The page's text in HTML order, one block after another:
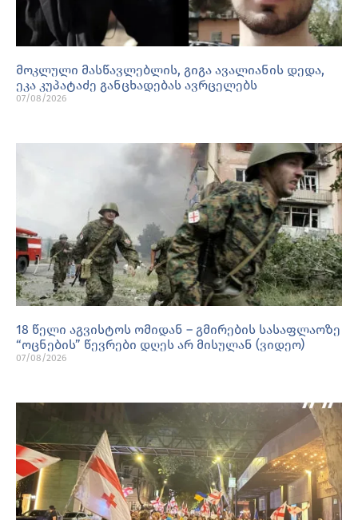
მოკლული მასწავლებლის, გიგა ავალიანის დედა,
ეკა კუპატაძე განცხადებას ავრცელებს
07/08/2026
18 წელი აგვისტოს ომიდან – გმირების სასაფლაოზე
“ოცნების” წევრები დღეს არ მისულან (ვიდეო)
07/08/2026